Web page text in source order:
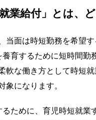
業給付」とは、
面は時短勤務を希望す
育するために短時間
軟な働き方として時短
象になります。
ために、育児時短就業